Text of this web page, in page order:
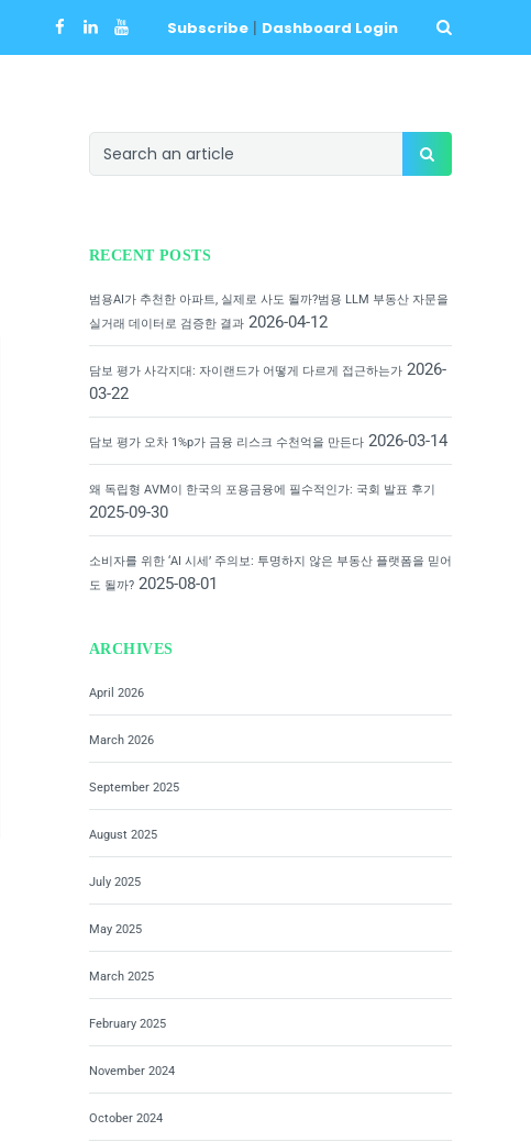
Subscribe | Dashboard Login
RECENT POSTS
범용AI가 추천한 아파트, 실제로 사도 될까?범용 LLM 부동산 자문을
실거래 데이터로 검증한 결과 2026-04-12
담보 평가 사각지대: 자이랜드가 어떻게 다르게 접근하는가 2026-
03-22
담보 평가 오차 1%p가 금융 리스크 수천억을 만든다 2026-03-14
왜 독립형 AVM이 한국의 포용금융에 필수적인가: 국회 발표 후기
2025-09-30
소비자를 위한 ‘AI 시세’ 주의보: 투명하지 않은 부동산 플랫폼을 믿어
도 될까? 2025-08-01
ARCHIVES
April 2026
March 2026
September 2025
August 2025
July 2025
May 2025
March 2025
February 2025
November 2024
October 2024